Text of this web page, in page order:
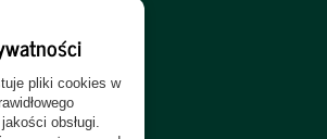
PL
PL|EN
pliki cookies w
obsługi.